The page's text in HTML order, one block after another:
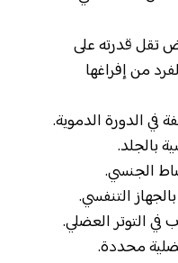
تقل قدرته على
من إفراغها
الدورة الدموية.
بالجلد.
الجنسي.
التنفسي.
التوتر العضلي.
محددة.